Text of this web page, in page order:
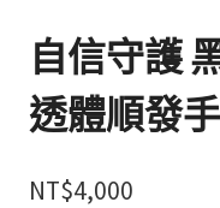
自信守護
透體順發
NT$4,000